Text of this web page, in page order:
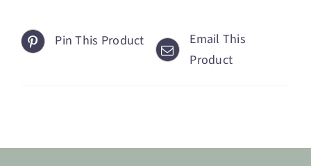
Pin This Product
Email This
Product